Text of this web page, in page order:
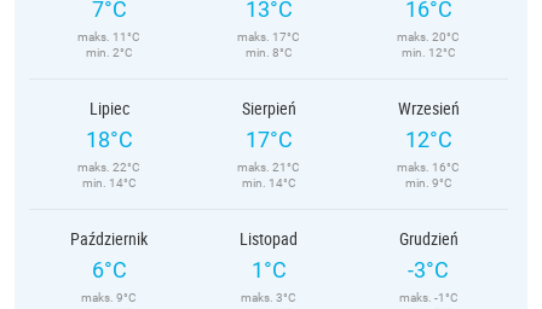
7°C
maks. 11°C
min. 2°C
13°C
maks. 17°C
min. 8°C
16°C
maks. 20°C
min. 12°C
Lipiec
18°C
maks. 22°C
min. 14°C
Sierpień
17°C
maks. 21°C
min. 14°C
Wrzesień
12°C
maks. 16°C
min. 9°C
Październik
6°C
maks. 9°C
Listopad
1°C
maks. 3°C
Grudzień
-3°C
maks. -1°C